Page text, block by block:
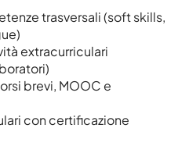
trasversali (soft skills,
extracurriculari
brevi, MOOC e
con certificazione